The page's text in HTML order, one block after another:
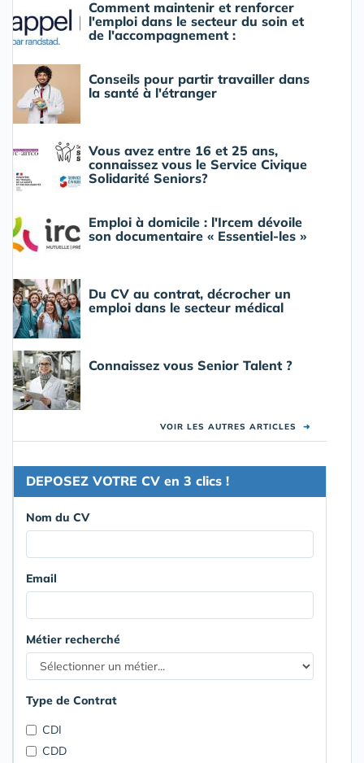
Comment maintenir et renforcer
l'emploi dans le secteur du soin et
de l'accompagnement :
Conseils pour partir travailler dans
la santé à l'étranger
Vous avez entre 16 et 25 ans,
connaissez vous le Service Civique
Solidarité Seniors?
Emploi à domicile : l'Ircem dévoile
son documentaire « Essentiel-les »
Du CV au contrat, décrocher un
emploi dans le secteur médical
Connaissez vous Senior Talent ?
VOIR LES AUTRES ARTICLES ➜
DEPOSEZ VOTRE CV en 3 clics !
Nom du CV
Email
Métier recherché
Type de Contrat
CDI
CDD